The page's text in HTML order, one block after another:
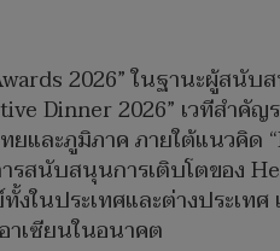
2026” ในฐานะผู้สนั
Dinner 2026” เวทีสำคั
และภูมิภาค ภายใต้แนวคิ
สนับสนุนการเติบโตของ
นประเทศและต่างประเทศ
เซียนในอนาคต